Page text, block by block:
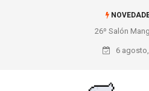
26º Salón Manga Jerez
los
6